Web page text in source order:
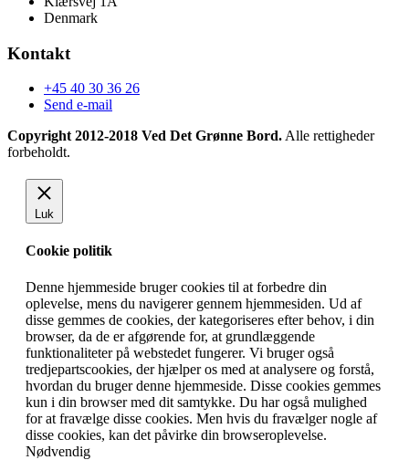
Denmark
Kontakt
+45 40 30 36 26
Send e-mail
Copyright 2012-2018 Ved Det Grønne Bord. Alle rettigheder
forbeholdt.
Luk
Cookie politik
Denne hjemmeside bruger cookies til at forbedre din
oplevelse, mens du navigerer gennem hjemmesiden. Ud af
disse gemmes de cookies, der kategoriseres efter behov, i din
browser, da de er afgørende for, at grundlæggende
funktionaliteter på webstedet fungerer. Vi bruger også
tredjepartscookies, der hjælper os med at analysere og forstå,
hvordan du bruger denne hjemmeside. Disse cookies gemmes
kun i din browser med dit samtykke. Du har også mulighed
for at fravælge disse cookies. Men hvis du fravælger nogle af
disse cookies, kan det påvirke din browseroplevelse.
Nødvendig